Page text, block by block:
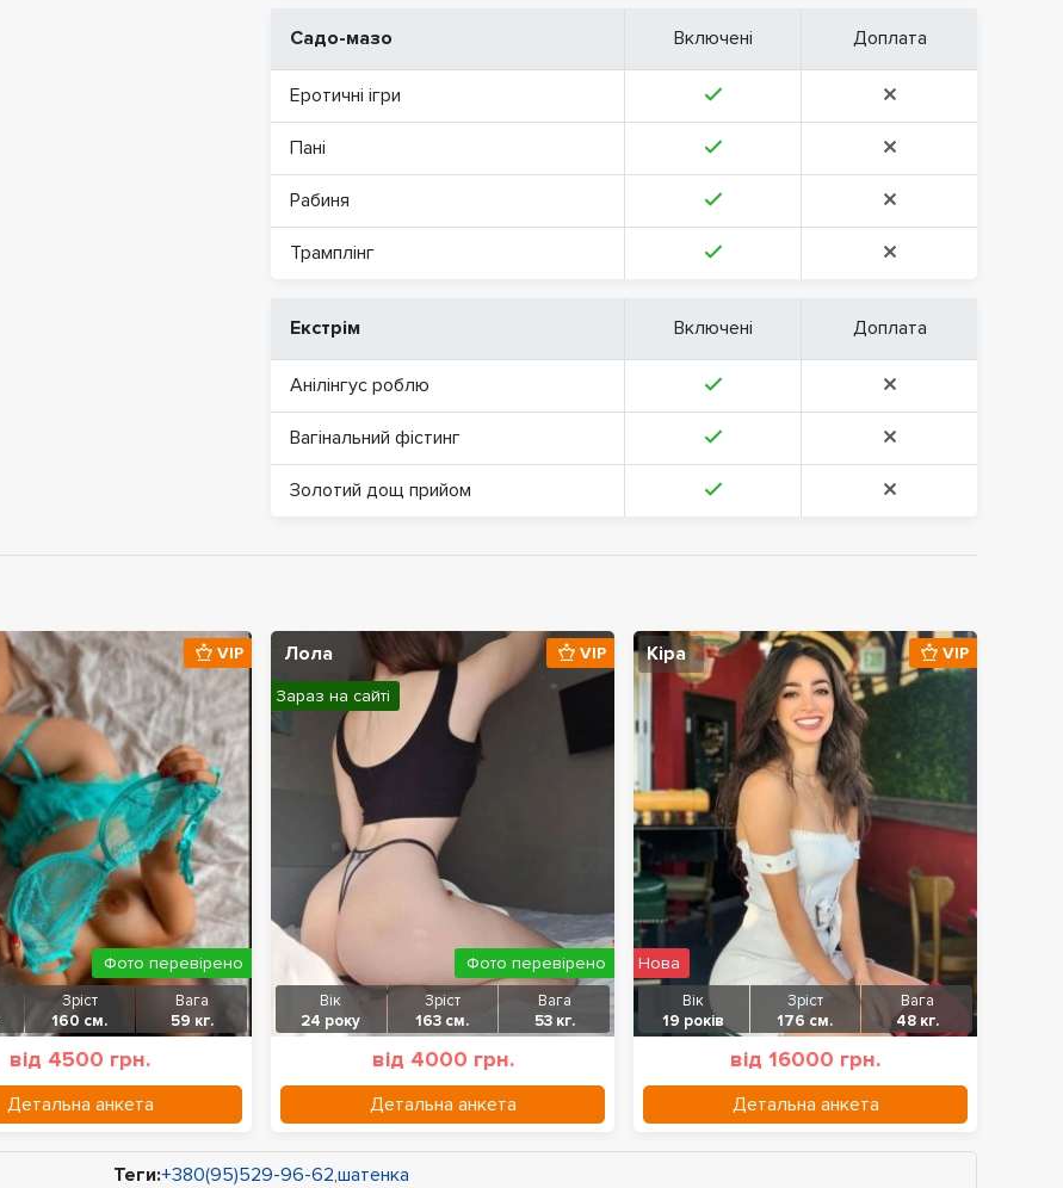
Садо-мазо Включені Доплата
Еротичні ігри
Пані
Рабиня
Трамплінг
Екстрім Включені Доплата
Анілінгус роблю
Вагінальний фістинг
Золотий дощ прийом
Зріст
160 см.
Вага
59 кг.
від 4500 грн.
Детальна анкета
VIP
Фото перевірено
Лола
Вік
24 року
Зріст
163 см.
Вага
53 кг.
від 4000 грн.
Детальна анкета
VIP
Зараз на сайті
Фото перевірено
Кіра
Вік
19 років
Зріст
176 см.
Вага
48 кг.
від 16000 грн.
Детальна анкета
VIP
Нова
Теги:+380(95)529-96-62,шатенка